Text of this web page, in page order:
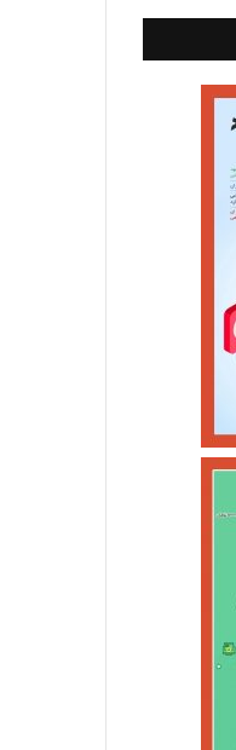
کالابرگ